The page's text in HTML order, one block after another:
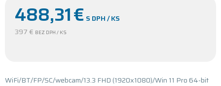
488,31€ S DPH / KS
397 € BEZ DPH / KS
WiFi/BT/FP/SC/webcam/13.3 FHD (1920x1080)/Win 11 Pro 64-bit